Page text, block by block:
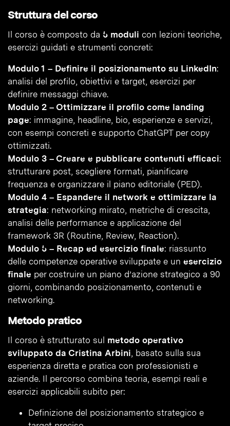
Struttura del corso
Il corso è composto da 5 moduli con lezioni teoriche,
esercizi guidati e strumenti concreti:
Modulo 1 – Definire il posizionamento su LinkedIn:
analisi del profilo, obiettivi e target, esercizi per
definire messaggi chiave.
Modulo 2 – Ottimizzare il profilo come landing
page: immagine, headline, bio, esperienze e servizi,
con esempi concreti e supporto ChatGPT per copy
ottimizzati.
Modulo 3 – Creare e pubblicare contenuti efficaci:
strutturare post, scegliere formati, pianificare
frequenza e organizzare il piano editoriale (PED).
Modulo 4 – Espandere il network e ottimizzare la
strategia: networking mirato, metriche di crescita,
analisi delle performance e applicazione del
framework 3R (Routine, Review, Reaction).
Modulo 5 – Recap ed esercizio finale: riassunto
delle competenze operative sviluppate e un esercizio
finale per costruire un piano d’azione strategico a 90
giorni, combinando posizionamento, contenuti e
networking.
Metodo pratico
Il corso è strutturato sul metodo operativo
sviluppato da Cristina Arbini, basato sulla sua
esperienza diretta e pratica con professionisti e
aziende. Il percorso combina teoria, esempi reali e
esercizi applicabili subito per:
Definizione del posizionamento strategico e